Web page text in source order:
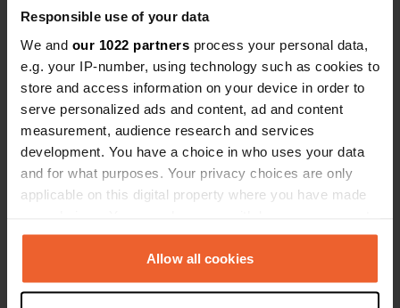
Responsible use of your data
We and our 1022 partners process your personal data,
e.g. your IP-number, using technology such as cookies to
store and access information on your device in order to
serve personalized ads and content, ad and content
measurement, audience research and services
development. You have a choice in who uses your data
and for what purposes. Your privacy choices are only
applicable on this digital property where you have made
any time from the Cookie Declaration or by clicking on
the Privacy trigger icon.Allow all cookies
Posizione
Plaça Poligono 7 87
46880, Bocairent, Spagna
Copia
Coordinate
38° 45' 55" N 0° 36' 7" W
38.76524 -0.60202
Codice sito